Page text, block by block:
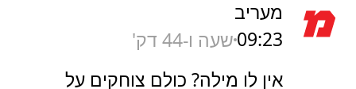
מעריב
09:23שעה ו-44 דק'
אין לו מילה? כולם צוחקים על